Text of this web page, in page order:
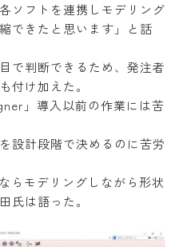
ソフトを連携しモデリング
できたと思います」と話
で判断できるため、発注者
付け加えた。
」導入以前の作業には苦
設計段階で決めるのに苦労
らモデリングしながら形状
氏は語った。